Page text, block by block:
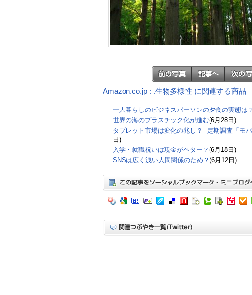
Amazon.co.jp : .生物多様性 に関連する商品
一人暮らしのビジネスパーソンの夕食の実態は？
世界の海のプラスチック化が進む(6月28日)
タブレット市場は変化の兆し？─定期調査「モ
日)
入学・就職祝いは現金がベター？ (6月18日)
SNSは広く浅い人間関係のため？ (6月12日)